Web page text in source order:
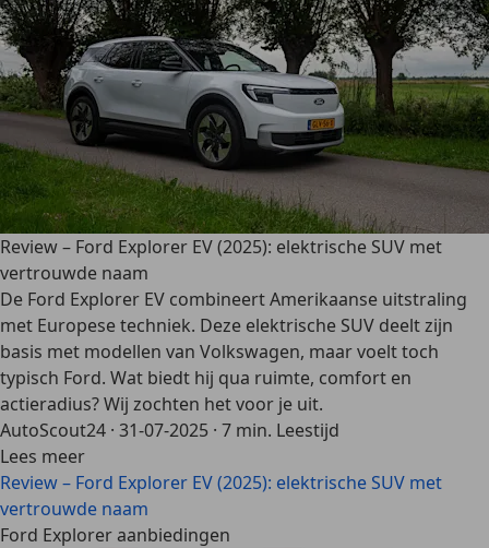
Review – Ford Explorer EV (2025): elektrische SUV met
vertrouwde naam
De Ford Explorer EV combineert Amerikaanse uitstraling
met Europese techniek. Deze elektrische SUV deelt zijn
basis met modellen van Volkswagen, maar voelt toch
typisch Ford. Wat biedt hij qua ruimte, comfort en
actieradius? Wij zochten het voor je uit.
AutoScout24 · 31-07-2025 · 7 min. Leestijd
Lees meer
Review – Ford Explorer EV (2025): elektrische SUV met
vertrouwde naam
Ford Explorer aanbiedingen